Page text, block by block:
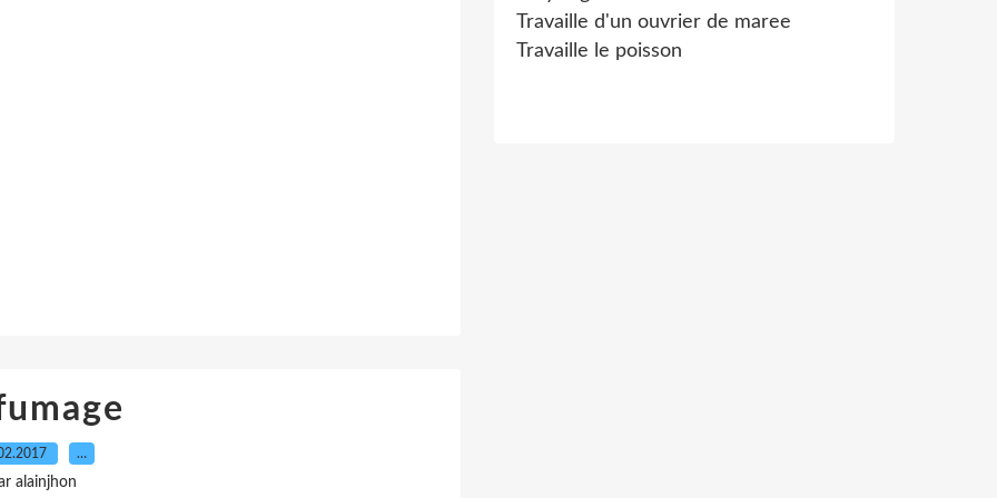
…
alainjhon
Travaille d'un ouvrier de maree
Travaille le poisson